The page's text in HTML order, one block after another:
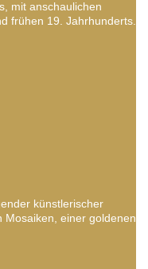
mit anschaulichen
frühen 19. Jahrhunderts.
künstlerischer
Mosaiken, einer goldenen